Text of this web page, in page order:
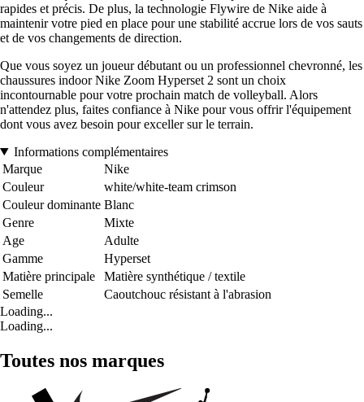
rapides et précis. De plus, la technologie Flywire de Nike aide à
maintenir votre pied en place pour une stabilité accrue lors de vos sauts
et de vos changements de direction.
Que vous soyez un joueur débutant ou un professionnel chevronné, les
chaussures indoor Nike Zoom Hyperset 2 sont un choix
incontournable pour votre prochain match de volleyball. Alors
n'attendez plus, faites confiance à Nike pour vous offrir l'équipement
dont vous avez besoin pour exceller sur le terrain.
Informations complémentaires
Marque
Nike
Couleur
white/white-team crimson
Couleur dominante Blanc
Genre
Mixte
Age
Adulte
Gamme
Hyperset
Matière principale
Matière synthétique / textile
Semelle
Caoutchouc résistant à l'abrasion
Loading...
Loading...
Toutes nos marques